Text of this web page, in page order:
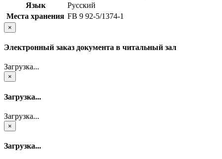
Язык
Русский
Места хранения FB 9 92-5/1374-1
×
Электронный заказ документа в читальный зал
Загрузка...
×
Загрузка...
Загрузка...
×
Загрузка...